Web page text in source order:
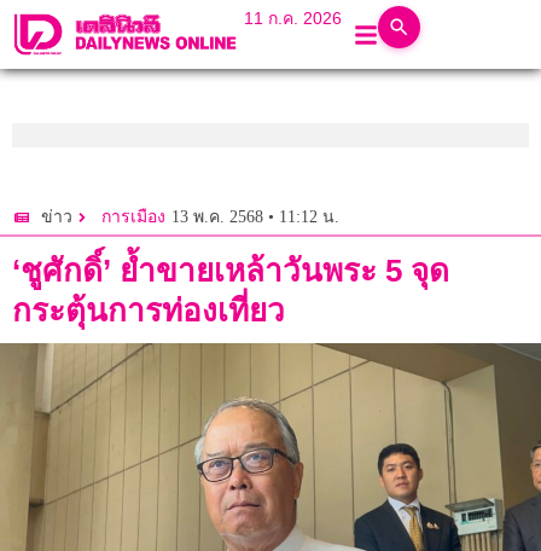
11 ก.ค. 2026
ข่าว การเมือง 13 พ.ค. 2568 • 11:12 น.
‘ชูศักดิ์’ ย้ำขายเหล้าวันพระ 5 จุด
กระตุ้นการท่องเที่ยว